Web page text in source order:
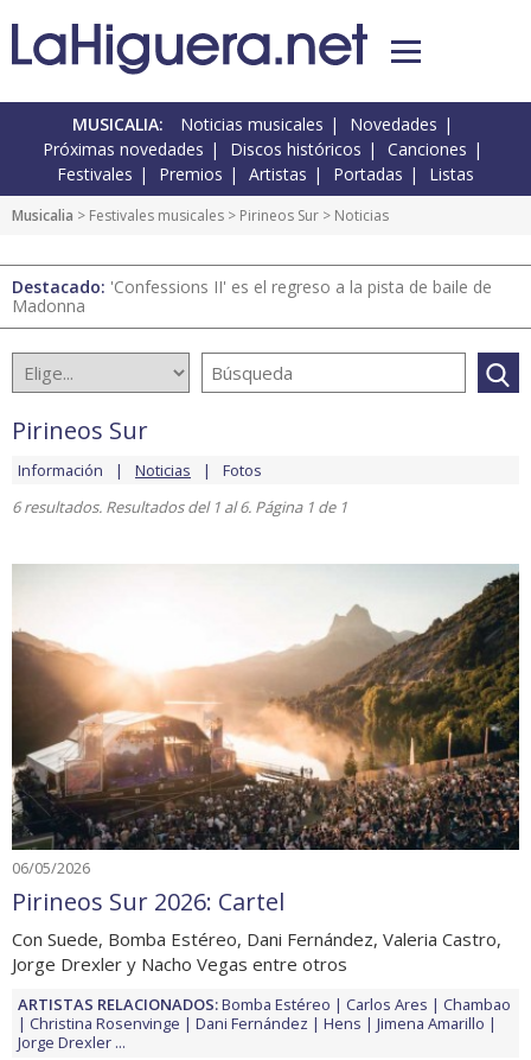
MUSICALIA: Noticias musicales
Novedades
Próximas novedades
Discos históricos
Canciones
Festivales
Premios Artistas Portadas Listas
Musicalia > Festivales musicales > Pirineos Sur > Noticias
Destacado: 'Confessions II' es el regreso a la pista de baile de
Madonna
Pirineos Sur
Información Noticias
Fotos
6 resultados. Resultados del 1 al 6. Página 1 de 1
06/05/2026
Pirineos Sur 2026: Cartel
Con Suede, Bomba Estéreo, Dani Fernández, Valeria Castro,
Jorge Drexler y Nacho Vegas entre otros
ARTISTAS RELACIONADOS:Bomba Estéreo Carlos Ares
Chambao
Christina Rosenvinge
Dani Fernández Hens
Jimena Amarillo
Jorge Drexler ...